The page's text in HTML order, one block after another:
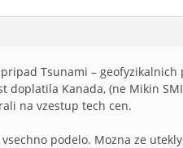
Tsunami – geofyzikalnich
Kanada, (ne Mikin
na vzestup tech cen.
podelo. Mozna ze